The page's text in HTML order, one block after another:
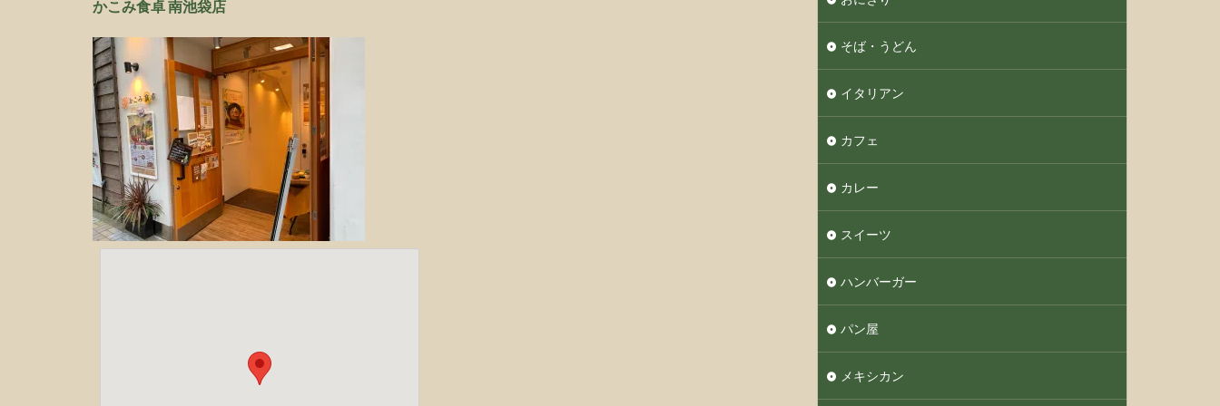
かこみ食卓 南池袋店
そば・うどん
イタリアン
カフェ
カレー
スイーツ
ハンバーガー
パン屋
メキシカン